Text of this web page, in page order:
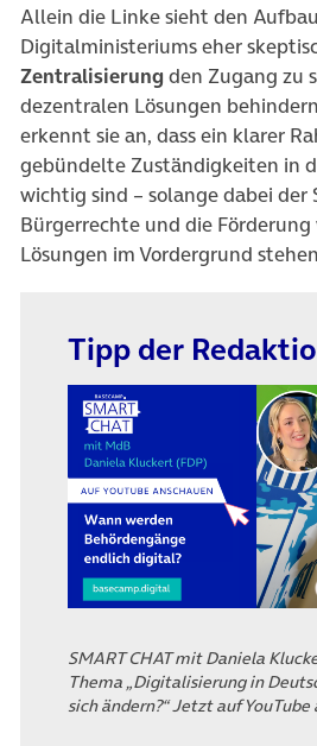
Allein die Linke sieht den
Digitalministeriums eher
Zentralisierung den Zugang zu
dezentralen Lösungen
erkennt sie an, dass ein klarer
gebündelte Zuständigkeiten in
wichtig sind – solange dabei der
Bürgerrechte und die Förderung
Lösungen im Vordergrund
Tipp der
(öffnet in neuem Tab)
SMART CHAT mit Daniela
Thema „Digitalisierung in
sich ändern?“ Jetzt auf YouTube